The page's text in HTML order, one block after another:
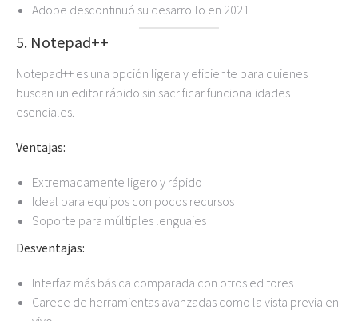
Adobe descontinuó su desarrollo en 2021
5. Notepad++
Notepad++ es una opción ligera y eficiente para quienes
buscan un editor rápido sin sacrificar funcionalidades
esenciales.
Ventajas:
Extremadamente ligero y rápido
Ideal para equipos con pocos recursos
Soporte para múltiples lenguajes
Desventajas:
Interfaz más básica comparada con otros editores
Carece de herramientas avanzadas como la vista previa en